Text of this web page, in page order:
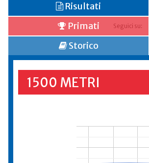
Seguici su:
Risultati
Primati
Storico
1500 METRI